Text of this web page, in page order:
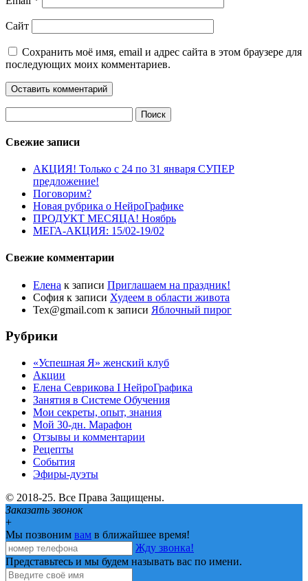
Сайт
Сохранить моё имя, email и адрес сайта в этом браузере для
последующих моих комментариев.
Свежие записи
АКЦИЯ! Только с 24 по 31 января СУПЕР
предложение!
Поговорим?
Новая рубрика о НейроГрафике
ПРОДУКТ МЕСЯЦА! Ноябрь
МЕГА-АКЦИЯ: 15/02-19/02
Свежие комментарии
Елена к записи Приглашаем на праздник!
София к записи Худеем в области живота
Tex@gmail.com к записи Яблочный пирог
Рубрики
«Успешная Я» женский клуб
Акции
Елена Севрикова I НейроГрафика
Занятия в Системе Обучения
Мои секреты, опыт, знания
Мой 30-дн. Марафон
Отзывы и комментарии
Рецепты
События
Эфиры-дуэты
© 2018-25. Все Права Защищены.
Заказать звонок
+
Мы позвоним вам в ближайшее время!
Жду звонка!
Представьтесь и мы будем называть вас по имени.